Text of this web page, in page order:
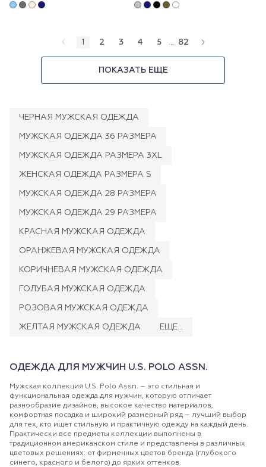
1 2 3 4 5 82
ПОКАЗАТЬ ЕЩЕ
ЧЕРНАЯ МУЖСКАЯ ОДЕЖДА
МУЖСКАЯ ОДЕЖДА 36 РАЗМЕРА
МУЖСКАЯ ОДЕЖДА РАЗМЕРА 3XL
ЖЕНСКАЯ ОДЕЖДА РАЗМЕРА S
МУЖСКАЯ ОДЕЖДА 28 РАЗМЕРА
МУЖСКАЯ ОДЕЖДА 29 РАЗМЕРА
КРАСНАЯ МУЖСКАЯ ОДЕЖДА
ОРАНЖЕВАЯ МУЖСКАЯ ОДЕЖДА
КОРИЧНЕВАЯ МУЖСКАЯ ОДЕЖДА
ГОЛУБАЯ МУЖСКАЯ ОДЕЖДА
РОЗОВАЯ МУЖСКАЯ ОДЕЖДА
ЖЕЛТАЯ МУЖСКАЯ ОДЕЖДА ЕЩЕ...
ОДЕЖДА ДЛЯ МУЖЧИН U.S. POLO ASSN.
Мужская коллекция U.S. Polo Assn. – это стильная и
функциональная одежда для мужчин, которую отличает
разнообразие дизайнов, высокое качество материалов,
комфортная посадка и широкий размерный ряд – лучший выбор
для тех, кто ищет стильную и практичную одежду на каждый день.
Практически все предметы коллекции выполнены в
традиционном американском стиле и представлены в различных
цветовых решениях: от фирменных цветов бренда (глубокого
синего, красного и белого) до ярких оттенков.